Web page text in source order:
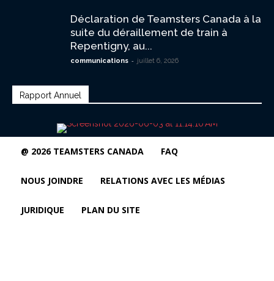
Déclaration de Teamsters Canada à la
suite du déraillement de train à
Repentigny, au...
communications - juillet 6, 2026
Rapport Annuel
@ 2026 TEAMSTERS CANADA FAQ
NOUS JOINDRE RELATIONS AVEC LES MÉDIAS
JURIDIQUE PLAN DU SITE